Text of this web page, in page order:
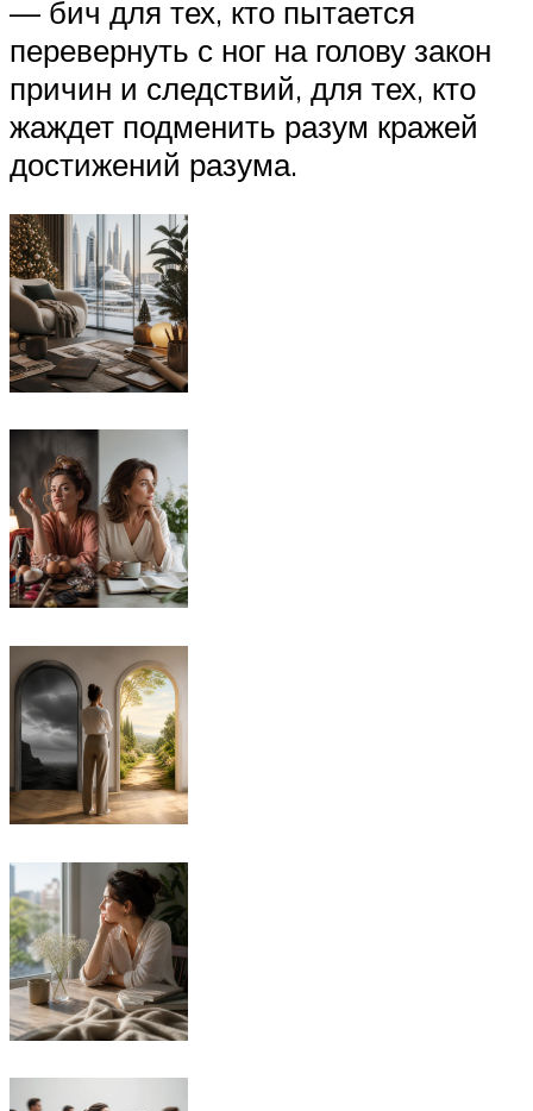
— бич для тех, кто пытается
перевернуть с ног на голову закон
причин и следствий, для тех, кто
жаждет подменить разум кражей
достижений разума.